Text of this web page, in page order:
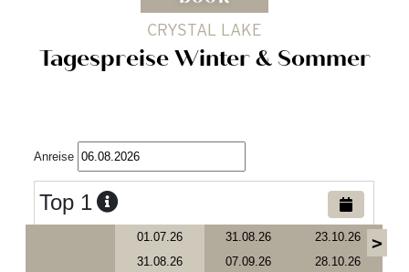
CRYSTAL LAKE
Tagespreise Winter & Sommer